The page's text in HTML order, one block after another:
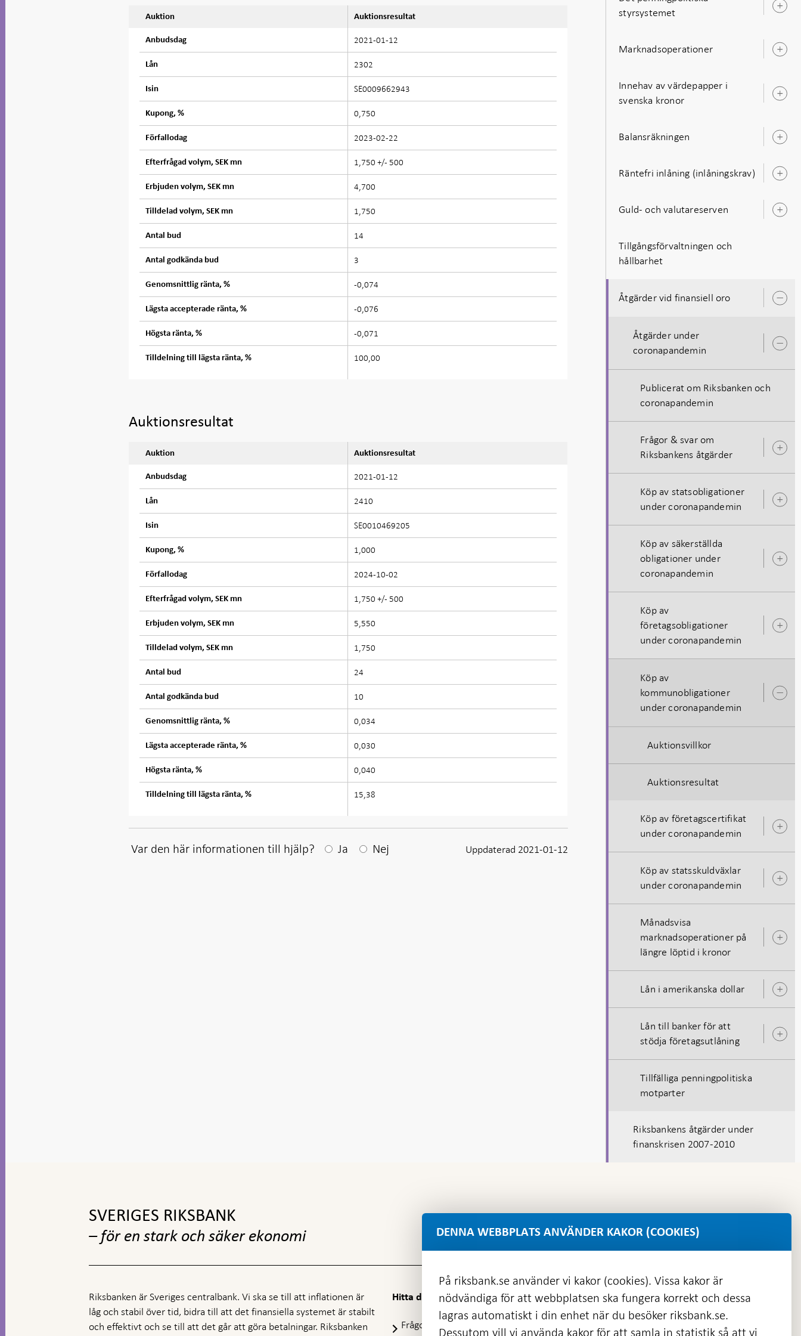
Auktion Auktionsresultat
Anbudsdag 2021-01-12
Lån 2302
Isin SE0009662943
Kupong, % 0,750
Förfallodag 2023-02-22
Efterfrågad volym, SEK mn 1,750 +/- 500
Erbjuden volym, SEK mn 4,700
Tilldelad volym, SEK mn 1,750
Antal bud 14
Antal godkända bud 3
Genomsnittlig ränta, % -0,074
Lägsta accepterade ränta, % -0,076
Högsta ränta, % -0,071
Tilldelning till lägsta ränta, % 100,00
Auktionsresultat
Auktion Auktionsresultat
Anbudsdag 2021-01-12
Lån 2410
Isin SE0010469205
Kupong, % 1,000
Förfallodag 2024-10-02
Efterfrågad volym, SEK mn 1,750 +/- 500
Erbjuden volym, SEK mn 5,550
Tilldelad volym, SEK mn 1,750
Antal bud 24
Antal godkända bud 10
Genomsnittlig ränta, % 0,034
Lägsta accepterade ränta, % 0,030
Högsta ränta, % 0,040
Tilldelning till lägsta ränta, % 15,38
Var den här informationen till hjälp? Efter ditt svar visas en kommentarsruta
Ja Nej Uppdaterad 2021-01-12
styrsystemet
Marknadsoperationer
Innehav av värdepapper i
svenska kronor
Balansräkningen
Räntefri inlåning (inlåningskrav)
Guld- och valutareserven
Tillgångsförvaltningen och
hållbarhet
Åtgärder vid finansiell oro
Åtgärder under
coronapandemin
Publicerat om Riksbanken och
coronapandemin
Frågor & svar om
Riksbankens åtgärder
Köp av statsobligationer
under coronapandemin
Köp av säkerställda
obligationer under
coronapandemin
Köp av
företagsobligationer
under coronapandemin
Köp av
kommunobligationer
under coronapandemin
Auktionsvillkor
Auktionsresultat
Köp av företagscertifikat
under coronapandemin
Köp av statsskuldväxlar
under coronapandemin
Månadsvisa
marknadsoperationer på
längre löptid i kronor
Lån i amerikanska dollar
Lån till banker för att
stödja företagsutlåning
Tillfälliga penningpolitiska
motparter
Riksbankens åtgärder under
finanskrisen 2007-2010
SVERIGES RIKSBANK
– för en stark och säker ekonomi
Riksbanken är Sveriges centralbank. Vi ska se till att inflationen är
låg och stabil över tid, bidra till att det finansiella systemet är stabilt
och effektivt och se till att det går att göra betalningar. Riksbanken
Hitta direkt
Frågor och svar
DENNA WEBBPLATS ANVÄNDER KAKOR (COOKIES)
På riksbank.se använder vi kakor (cookies). Vissa kakor är
nödvändiga för att webbplatsen ska fungera korrekt och dessa
lagras automatiskt i din enhet när du besöker riksbank.se.
Dessutom vill vi använda kakor för att samla in statistik så att vi